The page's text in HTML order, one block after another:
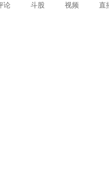
论 斗股 视频 直